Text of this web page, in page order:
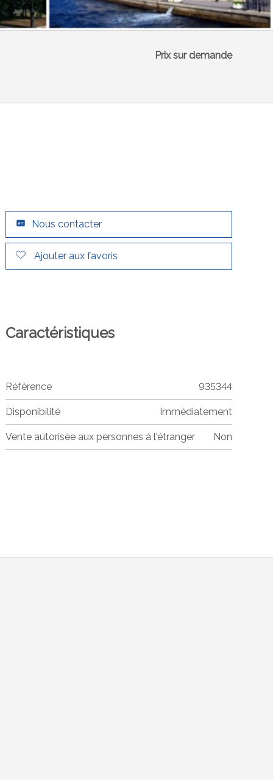
Prix sur demande
Nous contacter
Ajouter aux favoris
Caractéristiques
Référence 935344
Disponibilité Immédiatement
Vente autorisée aux personnes à l'étranger Non